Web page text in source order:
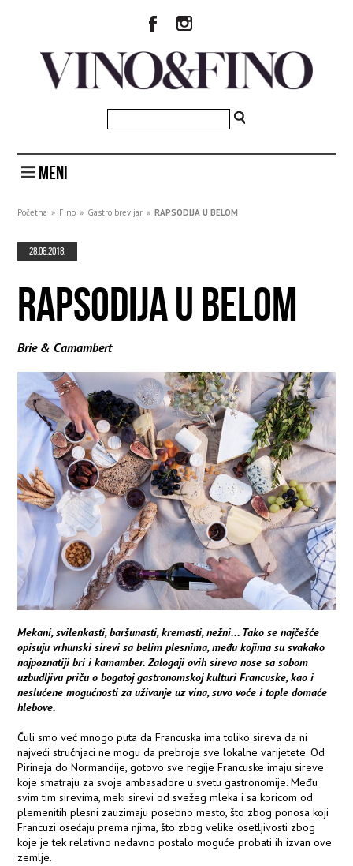
MENI
Početna » Fino » Gastro brevijar » RAPSODIJA U BELOM
28.06.2018.
RAPSODIJA U BELOM
Brie & Camambert
Mekani, svilenkasti, baršunasti, kremasti, nežni... Tako se najčešće
opisuju vrhunski sirevi sa belim plesnima, među kojima su svakako
najpoznatiji bri i kamamber. Zalogaji ovih sireva nose sa sobom
uzbudljivu priču o bogatoj gastronomskoj kulturi Francuske, kao i
neslućene mogućnosti za uživanje uz vina, suvo voće i tople domaće
hlebove.
Čuli smo već mnogo puta da Francuska ima toliko sireva da ni
najveći stručnjaci ne mogu da prebroje sve lokalne varijetete. Od
Pirineja do Normandije, gotovo sve regije Francuske imaju sireve
koje smatraju za svoje ambasadore u svetu gastronomije. Među
svim tim sirevima, meki sirevi od svežeg mleka i sa koricom od
plemenitih plesni zauzimaju posebno mesto, što zbog ponosa koji
Francuzi osećaju prema njima, što zbog velike osetljivosti zbog
koje je tek relativno nedavno postalo moguće probati ih izvan ove
zemlje.